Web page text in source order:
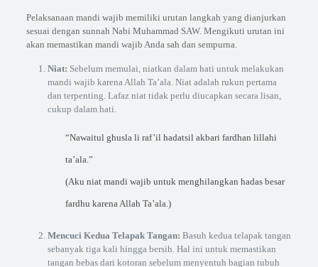
Pelaksanaan mandi wajib memiliki urutan langkah yang dianjurkan
sesuai dengan sunnah Nabi Muhammad SAW. Mengikuti urutan ini
akan memastikan mandi wajib Anda sah dan sempurna.
Niat: Sebelum memulai, niatkan dalam hati untuk melakukan
mandi wajib karena Allah Ta’ala. Niat adalah rukun pertama
dan terpenting. Lafaz niat tidak perlu diucapkan secara lisan,
cukup dalam hati.
“Nawaitul ghusla li raf’il hadatsil akbari fardhan lillahi
ta’ala.”
(Aku niat mandi wajib untuk menghilangkan hadas besar
fardhu karena Allah Ta’ala.)
Mencuci Kedua Telapak Tangan: Basuh kedua telapak tangan
sebanyak tiga kali hingga bersih. Hal ini untuk memastikan
tangan bebas dari kotoran sebelum menyentuh bagian tubuh